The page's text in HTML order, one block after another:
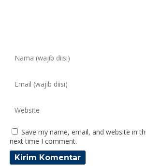
Save my name, email, and website in
next time I comment.